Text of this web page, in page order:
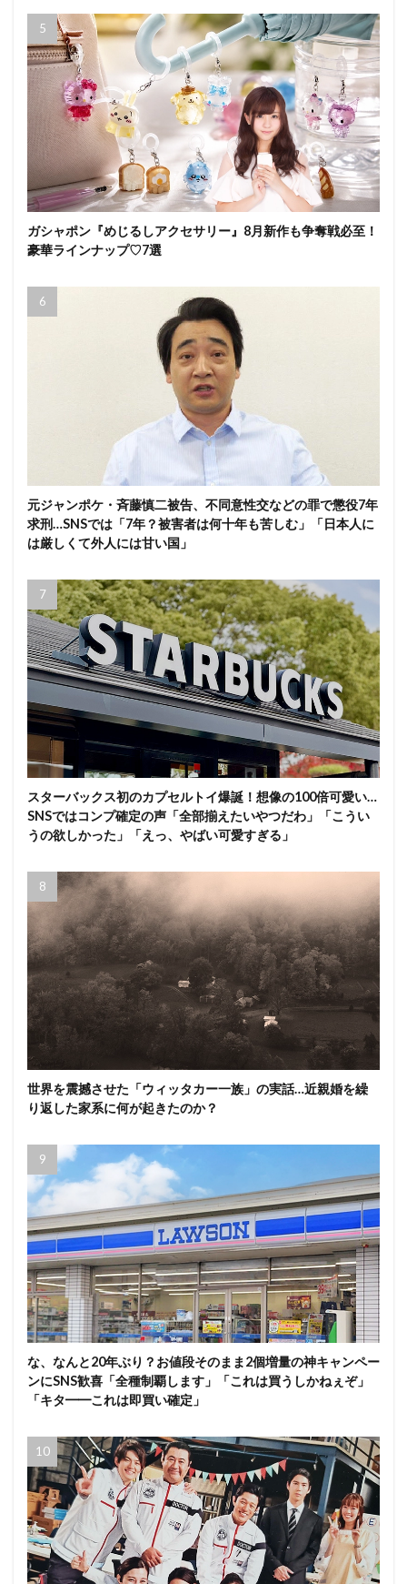
ガシャポン『めじるしアクセサリー』8月新作も争奪戦必至！
豪華ラインナップ♡7選
元ジャンポケ・斉藤慎二被告、不同意性交などの罪で懲役7年
求刑…SNSでは「7年？被害者は何十年も苦しむ」「日本人に
は厳しくて外人には甘い国」
スターバックス初のカプセルトイ爆誕！想像の100倍可愛い…
SNSではコンプ確定の声「全部揃えたいやつだわ」「こうい
うの欲しかった」「えっ、やばい可愛すぎる」
世界を震撼させた「ウィッタカー一族」の実話…近親婚を繰
り返した家系に何が起きたのか？
な、なんと20年ぶり？お値段そのまま2個増量の神キャンペー
ンにSNS歓喜「全種制覇します」「これは買うしかねぇぞ」
「キタ━━これは即買い確定」